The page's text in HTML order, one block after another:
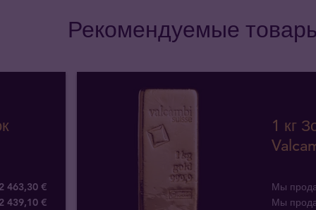
Рекомендуемые
463,30 €
439,10 €
1 кг
Мы
Мы